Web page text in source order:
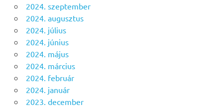
2024. szeptember
2024. augusztus
2024. július
2024. június
2024. május
2024. március
2024. február
2024. január
2023. december